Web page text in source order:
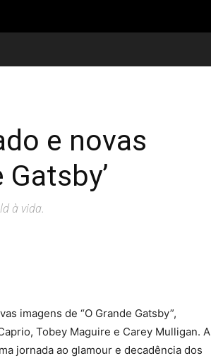
e novas
à vida.
imagens de “O Grande Gatsby”,
Tobey Maguire e Carey Mulligan. A
jornada ao glamour e decadência dos